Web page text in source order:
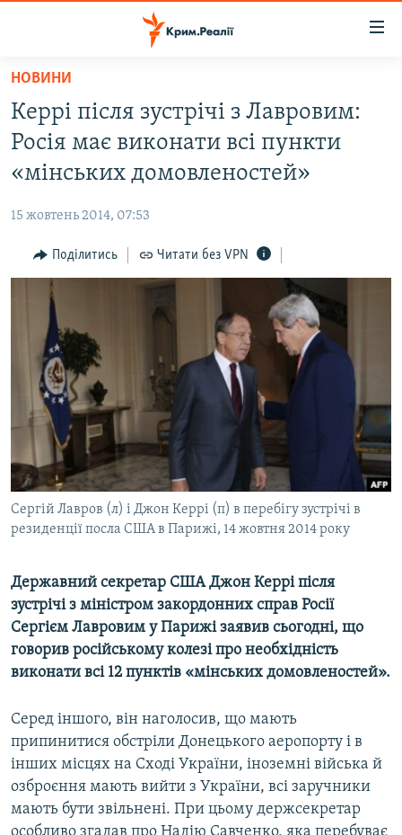
Перейти
основного
матеріалу
Перейти
до
основної
Перейти
до
пошуку
ВОДА.КРИМ
ВІДЕО ТА ФОТО
БЛОГИ
ПОГЛЯД
ІНТЕРВ'Ю
ВСЕ ЗА ДЕНЬ
СПЕЦПРОЕКТИ
ДЕПОРТАЦІЯ
ВІДЕОУРОКИ «ELIFBE»
СВІДЧЕННЯ ОКУПАЦІЇ
УКРАЇНСЬКА ПРОБЛЕМА КРИМУ
ІНФОГРАФІКА
ЯК ОБІЙТИ БЛОКУВАННЯ
Русский
Qırımtatar
ДОЛУЧАЙСЯ!
Усі сайти RFE/RL
НОВИНИ
Керрі після зустрічі з Лавровим:
Росія має виконати всі пункти
«мінських домовленостей»
15 жовтень 2014, 07:53
Поділитись Читати без VPN
Сергій Лавров (л) і Джон Керрі (п) в перебігу зустрічі в
резиденції посла США в Парижі, 14 жовтня 2014 року
Державний секретар США Джон Керрі після
зустрічі з міністром закордонних справ Росії
Сергієм Лавровим у Парижі заявив сьогодні, що
говорив російському колезі про необхідність
виконати всі 12 пунктів «мінських домовленостей».
Серед іншого, він наголосив, що мають
припинитися обстріли Донецького аеропорту і в
інших місцях на Сході України, іноземні війська й
озброєння мають вийти з України, всі заручники
мають бути звільнені. При цьому держсекретар